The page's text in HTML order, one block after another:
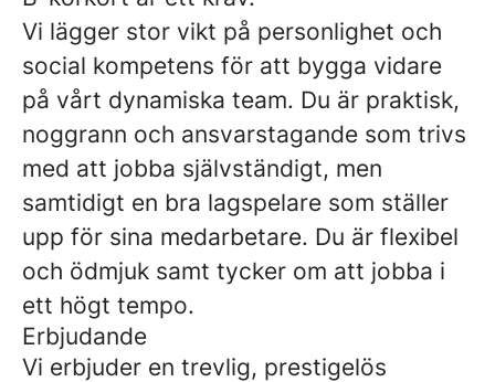
Vi lägger stor vikt på personlighet och
social kompetens för att bygga vidare
på vårt dynamiska team. Du är praktisk,
noggrann och ansvarstagande som trivs
med att jobba självständigt, men
samtidigt en bra lagspelare som ställer
upp för sina medarbetare. Du är flexibel
och ödmjuk samt tycker om att jobba i
ett högt tempo.
Erbjudande
Vi erbjuder en trevlig, prestigelös